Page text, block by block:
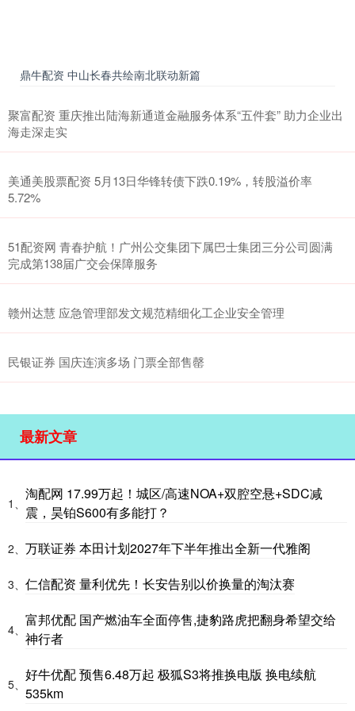
鼎牛配资 中山长春共绘南北联动新篇
聚富配资 重庆推出陆海新通道金融服务体系“五件套” 助力企业出
海走深走实
美通美股票配资 5月13日华锋转债下跌0.19%，转股溢价率
5.72%
51配资网 青春护航！广州公交集团下属巴士集团三分公司圆满
完成第138届广交会保障服务
赣州达慧 应急管理部发文规范精细化工企业安全管理
民银证券 国庆连演多场 门票全部售罄
最新文章
1、
淘配网 17.99万起！城区/高速NOA+双腔空悬+SDC减
震，昊铂S600有多能打？
2、 万联证券 本田计划2027年下半年推出全新一代雅阁
3、 仁信配资 量利优先！长安告别以价换量的淘汰赛
4、
富邦优配 国产燃油车全面停售,捷豹路虎把翻身希望交给
神行者
5、
好牛优配 预售6.48万起 极狐S3将推换电版 换电续航
535km